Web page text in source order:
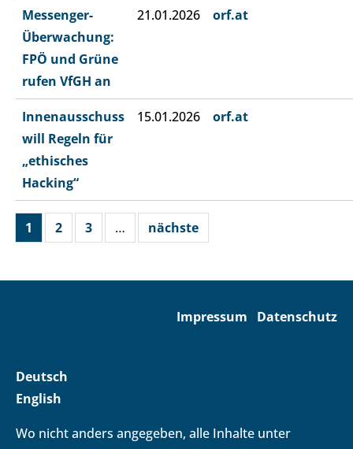
Messenger-
Überwachung:
FPÖ und Grüne
rufen VfGH an
21.01.2026 orf.at
Innenausschuss
will Regeln für
„ethisches
Hacking“
15.01.2026 orf.at
1 2 3 … nächste
Impressum Datenschutz
Deutsch
English
Wo nicht anders angegeben, alle Inhalte unter